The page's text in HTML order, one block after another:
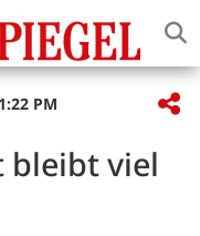
PM
bleibt viel